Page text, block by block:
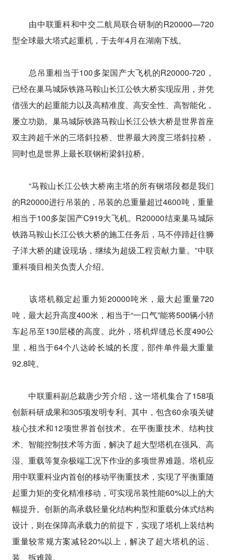
由中联重科和中交二航局联合研制的R20000—720
型全球最大塔式起重机，于去年4月在湖南下线。
总吊重相当于100多架国产大飞机的R20000-720，
已经在巢马城际铁路马鞍山长江公铁大桥实现应用，并凭
借强大的起重能力以及高精准度、高安全性、高智能化，
屡立功勋。巢马城际铁路马鞍山长江公铁大桥是世界首座
双主跨超千米的三塔斜拉桥、世界最大跨度三塔斜拉桥，
同时也是世界上最长联钢桁梁斜拉桥。
“马鞍山长江公铁大桥南主塔的所有钢塔段都是我们
的R20000进行吊装的，吊装的总重量超过4600吨，重量
相当于100多架国产C919大飞机。R20000结束巢马城际
铁路马鞍山长江公铁大桥的施工任务后，马不停蹄赶往狮
子洋大桥的建设现场，继续为超级工程贡献力量。”中联
重科项目相关负责人介绍。
该塔机额定起重力矩20000吨米，最大起重量720
吨，最大起升高度400米，相当于“一口气”能将500辆小轿
车起吊至130层楼的高度。此外，塔机焊缝总长度490公
里，相当于64个八达岭长城的长度，部件单件最大重量
92.8吨。
中联重科副总裁唐少芳介绍，这一塔机集合了158项
创新科研成果和305项发明专利。其中，包含60余项关键
核心技术和12项世界首创技术。在平衡重技术、结构技
术、智能控制技术等方面，解决了超大型塔机在强风、高
湿、重载等复杂极端工况下作业的多项世界难题。塔机应
用中联重科业内首创的移动平衡重技术，实现了平衡重随
起重力矩的变化精准移动，可实现吊装性能60%以上的大
幅提升。创新的高承载轻量化结构构型和重载分体式结构
设计，则在保障高承载力的前提下，实现了塔机上装结构
重量较常规方案减轻20%以上，解决了超大塔机的运、
装、拆难题。